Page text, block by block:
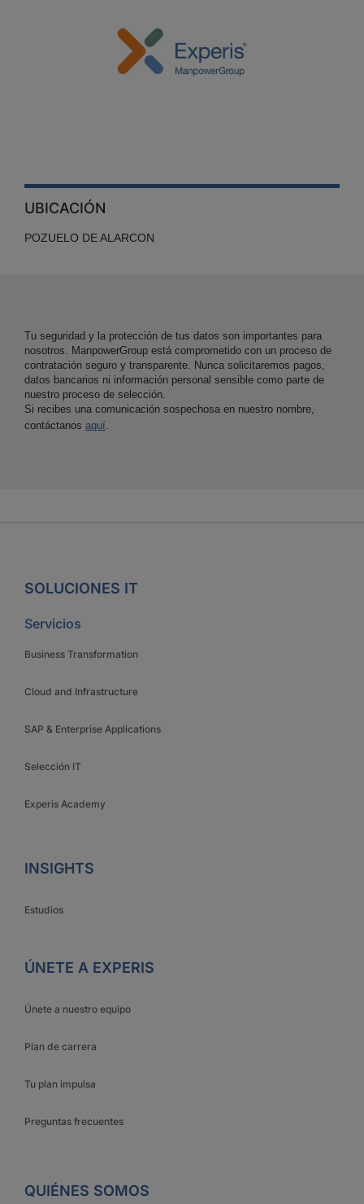
UBICACIÓN
POZUELO DE ALARCON
Tu seguridad y la protección de tus datos son importantes para
nosotros. ManpowerGroup está comprometido con un proceso de
contratación seguro y transparente. Nunca solicitaremos pagos,
datos bancarios ni información personal sensible como parte de
nuestro proceso de selección.
Si recibes una comunicación sospechosa en nuestro nombre,
contáctanos aquí.
SOLUCIONES IT
Servicios
Business Transformation
Cloud and Infrastructure
SAP & Enterprise Applications
Selección IT
Experis Academy
INSIGHTS
Estudios
ÚNETE A EXPERIS
Únete a nuestro equipo
Plan de carrera
Tu plan impulsa
Preguntas frecuentes
QUIÉNES SOMOS